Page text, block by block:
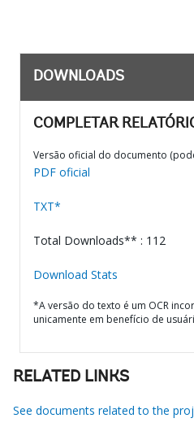
DOWNLOADS
COMPLETAR
Versão oficial do documento
PDF oficial
TXT*
Total Downloads** : 112
Download Stats
*A versão do texto é um OCR
unicamente em benefício de
RELATED LINKS
See documents related to the